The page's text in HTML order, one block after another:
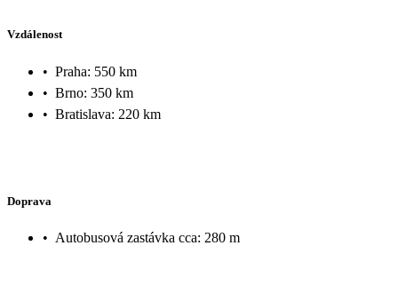
Vzdálenost
• Praha: 550 km
• Brno: 350 km
• Bratislava: 220 km
Doprava
• Autobusová zastávka cca: 280 m